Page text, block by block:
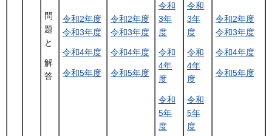
問
題
と
解
答
令和2年度
令和3年度
令和4年度
令和5年度
令和2年度
令和3年度
令和4年度
令和5年度
令和
3年
度
令和
4年
度
令和
5年
度
令和
3年
度
令和
4年
度
令和
5年
度
令和2年度
令和3年度
令和4年度
令和5年度